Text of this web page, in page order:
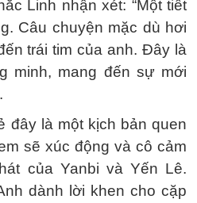
Linh nhận xét: “Một tiết
Câu chuyện mặc dù hơi
trái tim của anh. Đây là
minh, mang đến sự mới
đây là một kịch bản quen
sẽ xúc động và cô cảm
của Yanbi và Yến Lê.
dành lời khen cho cặp